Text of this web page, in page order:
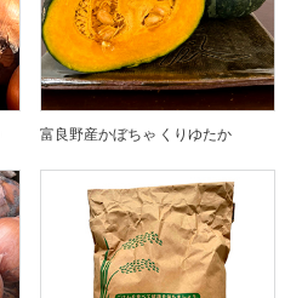
富良野産かぼちゃ くりゆたか